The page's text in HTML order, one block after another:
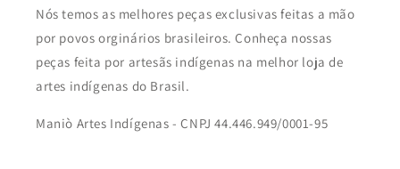
Nós temos as melhores peças exclusivas feitas a mão
por povos orginários brasileiros. Conheça nossas
peças feita por artesãs indígenas na melhor loja de
artes indígenas do Brasil.
Maniò Artes Indígenas - CNPJ 44.446.949/0001-95